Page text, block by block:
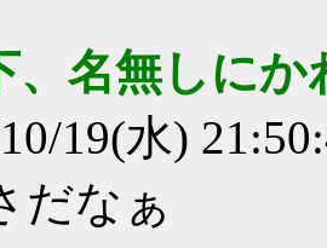
、名無しに
19(水)
だなぁ